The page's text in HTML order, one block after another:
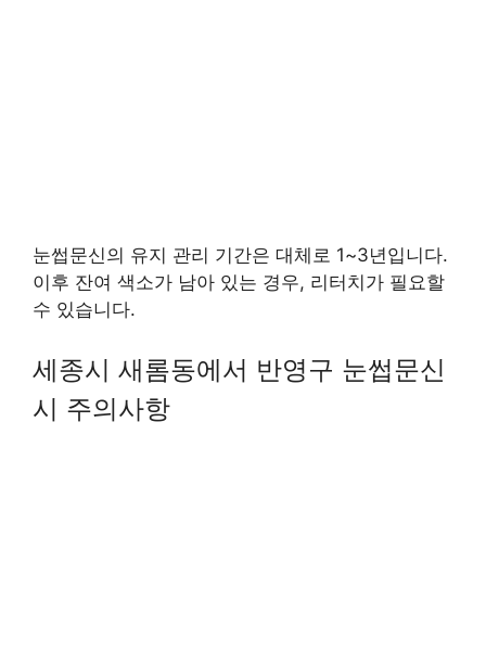
눈썹문신의 유지 관리 기간은 대체로 1~3년입니다.
이후 잔여 색소가 남아 있는 경우, 리터치가 필요할
수 있습니다.
세종시 새롬동에서 반영구 눈썹문신
시 주의사항